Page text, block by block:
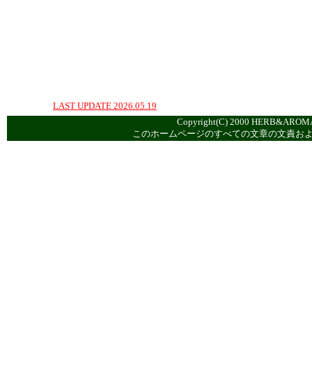
LAST UPDATE 2026.05.19
Copyright(C) 2000
このホームページのすべての文章の文責お